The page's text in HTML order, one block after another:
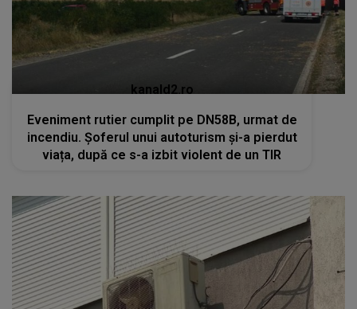
kanald2.ro
Eveniment rutier cumplit pe DN58B, urmat de
incendiu. Șoferul unui autoturism și-a pierdut
viața, după ce s-a izbit violent de un TIR